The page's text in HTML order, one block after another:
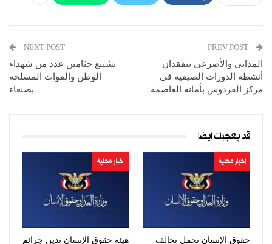
المداني والأضرعي يتفقدان
أنشطة الدورات الصيفية في
مركز الفردوس بأمانة العاصمة
NEXT POST
تشييع جثامين عدد من شهداء
الوطن والقوات المسلحة
بصنعاء
قد يعجبك ايضا
اخبار محلية
حقوق الإنسان تحمل تحالف
اخبار محلية
هيئة حقوق الإنسان تدين جرائم